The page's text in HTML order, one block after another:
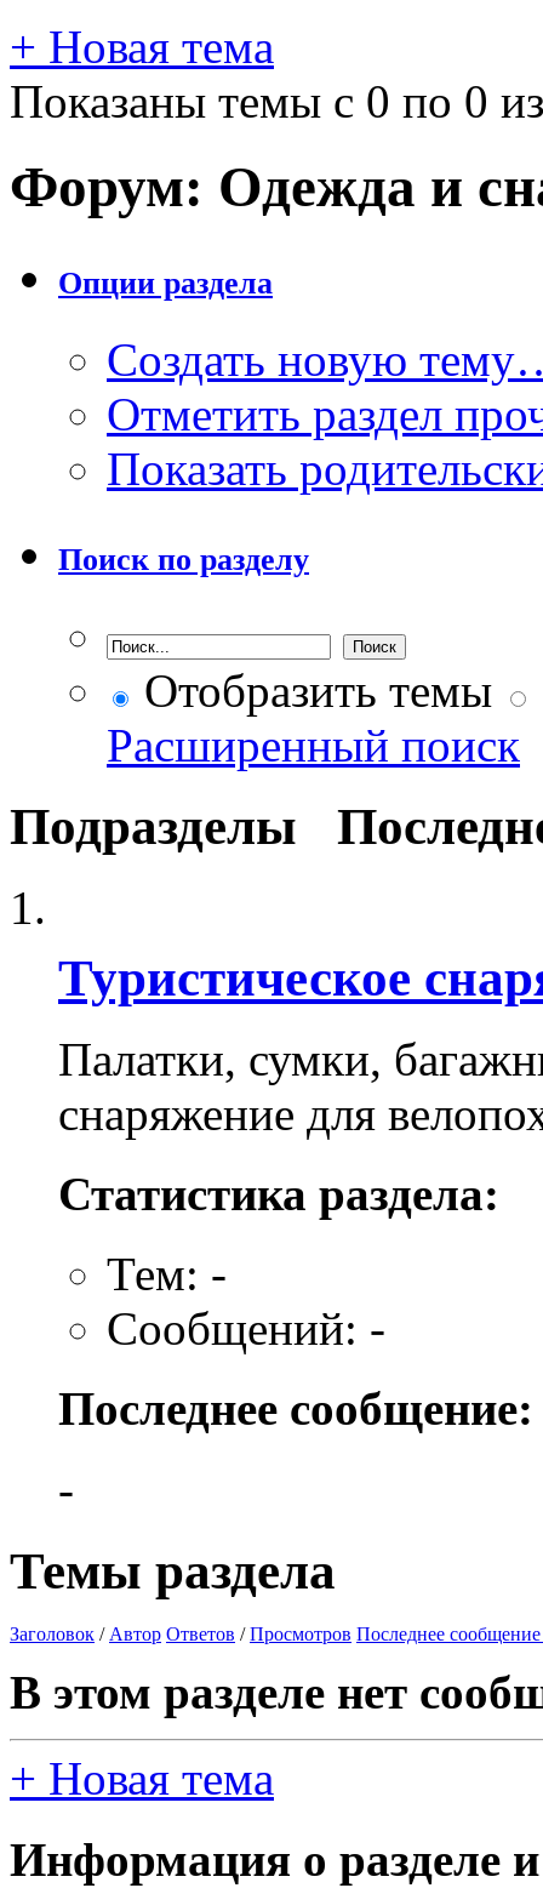
+ Новая тема
Показаны темы с 0 по 0
Форум: Одежда и
Опции раздела
Создать новую
Отметить раздел
Показать
Поиск по разделу
Отобразить темы
Расширенный поиск
Подразделы
Туристическое
Палатки, сумки,
снаряжение для
Статистика раздела:
Тем: -
Сообщений: -
Последнее сообщение:
-
Темы раздела
Заголовок /Автор Ответов /Просмотров Последнее сообщение
В этом разделе нет
+ Новая тема
Информация о разделе